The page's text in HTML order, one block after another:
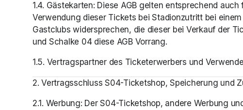
1.4. Gästekarten: Diese AGB gelten entsprechend
Verwendung dieser Tickets bei Stadionzutritt bei
Gastclubs widersprechen, die dieser bei Verkauf der
und Schalke 04 diese AGB Vorrang.
1.5. Vertragspartner des Ticketerwerbers und
2. Vertragsschluss S04-Ticketshop, Speicherung und
2.1. Werbung: Der S04-Ticketshop, andere Werbung